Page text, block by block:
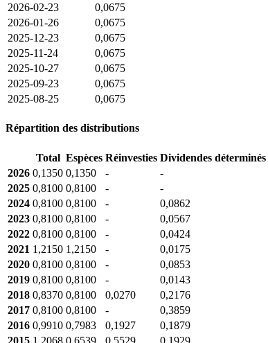
2026-02-23
0,0675
2026-01-26
0,0675
2025-12-23
0,0675
2025-11-24
0,0675
2025-10-27
0,0675
2025-09-23
0,0675
2025-08-25
0,0675
Répartition des distributions
Total Espèces Réinvesties Dividendes déterminés
2026 0,1350 0,1350 - -
2025 0,8100 0,8100 - -
2024 0,8100 0,8100 - 0,0862
2023 0,8100 0,8100 - 0,0567
2022 0,8100 0,8100 - 0,0424
2021 1,2150 1,2150 - 0,0175
2020 0,8100 0,8100 - 0,0853
2019 0,8100 0,8100 - 0,0143
2018 0,8370 0,8100 0,0270 0,2176
2017 0,8100 0,8100 - 0,3859
2016 0,9910 0,7983 0,1927 0,1879
2015 1,2068 0,6539 0,5529 0,1929